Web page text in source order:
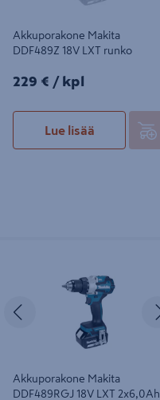
Akkuporakone Makita
DDF489Z 18V LXT runko
229€/kpl
229 € / kpl
Lue lisää
Akkuporakone Makita
DDF489RGJ 18V LXT 2x6,0Ah